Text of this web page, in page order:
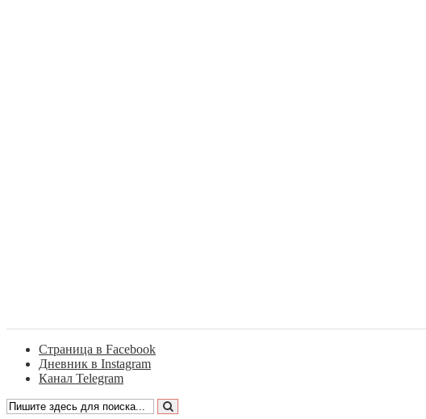
Страница в Facebook
Дневник в Instagram
Канал Telegram